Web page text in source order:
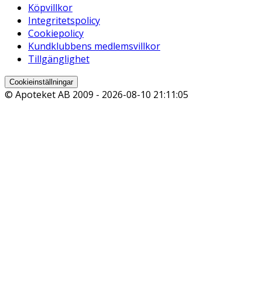
Köpvillkor
Integritetspolicy
Cookiepolicy
Kundklubbens medlemsvillkor
Tillgänglighet
Cookieinställningar
© Apoteket AB 2009 - 2026-08-10 21:11:05